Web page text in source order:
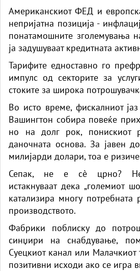
Американскиот ФЕД и
непријатна позиција -
понатамошните зголемувања
ја задушуваат кредитната
Тарифите едноставно го
импулс од секторите за
стоките за широка
Во исто време, фискалниот
Вашингтон собира повеќе
но на долг рок, понискиот
даночната основа. За јавен
милијарди долари, тоа е
Сепак, не е сè црно?
истакнуваат дека „големиот
катализира многу потребната
производството.
Фабрики поблиску до
синџири на снабдување,
Суецкиот канал или Малачкиот
позитивни исходи ако се игра